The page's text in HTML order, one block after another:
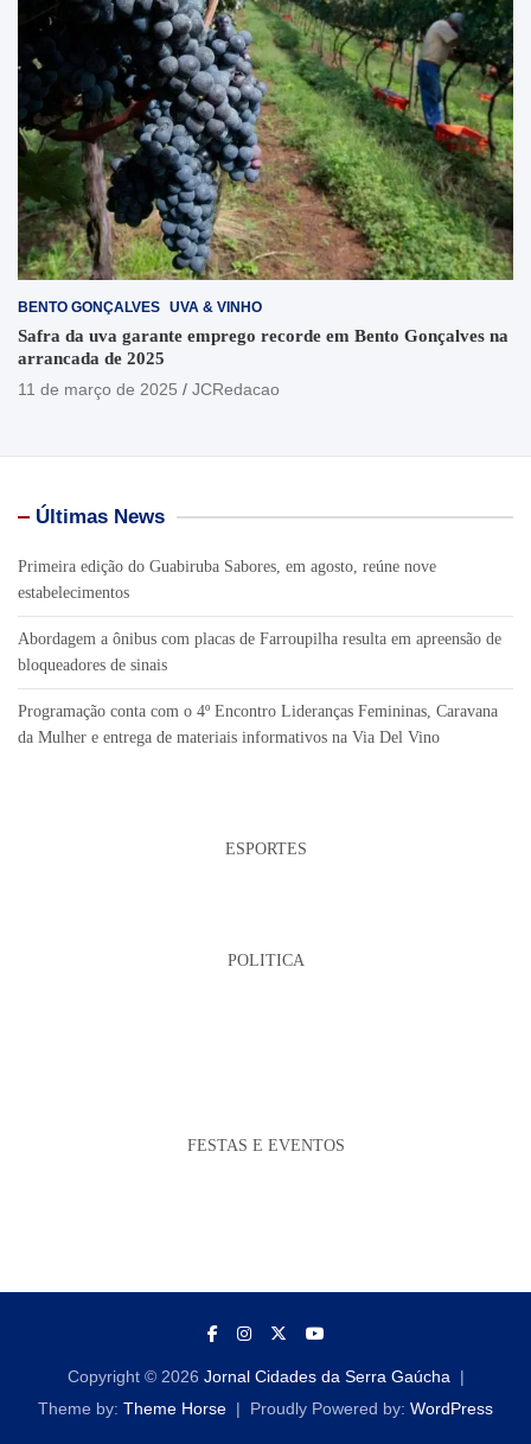
BENTO GONÇALVES UVA & VINHO
Safra da uva garante emprego recorde em Bento Gonçalves na
arrancada de 2025
11 de março de 2025
JCRedacao
Últimas News
Primeira edição do Guabiruba Sabores, em agosto, reúne nove
estabelecimentos
Abordagem a ônibus com placas de Farroupilha resulta em apreensão de
bloqueadores de sinais
Programação conta com o 4º Encontro Lideranças Femininas, Caravana
da Mulher e entrega de materiais informativos na Via Del Vino
ESPORTES
POLITICA
FESTAS E EVENTOS
Copyright © 2026 Jornal Cidades da Serra Gaúcha
Theme by: Theme Horse Proudly Powered by: WordPress